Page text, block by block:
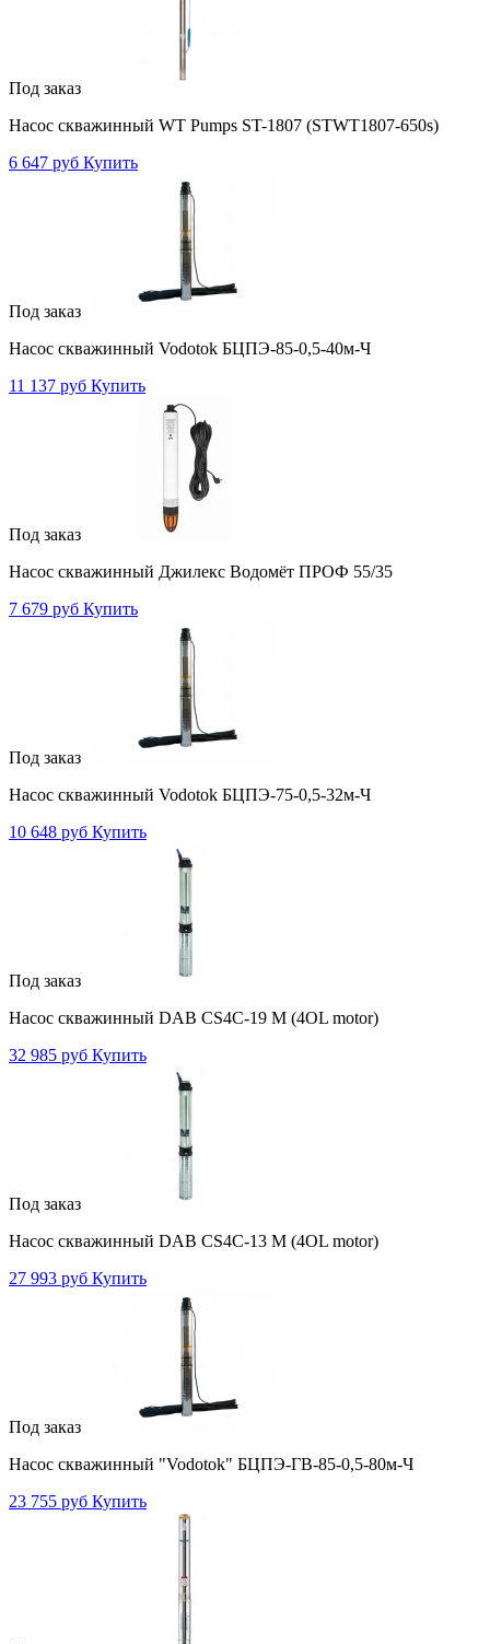
Под заказ
Насос скважинный WT Pumps ST-1807 (STWT1807-650s)
6 647 руб Купить
Под заказ
Насос скважинный Vodotok БЦПЭ-85-0,5-40м-Ч
11 137 руб Купить
Под заказ
Насос скважинный Джилекс Водомёт ПРОФ 55/35
7 679 руб Купить
Под заказ
Насос скважинный Vodotok БЦПЭ-75-0,5-32м-Ч
10 648 руб Купить
Под заказ
Насос скважинный DAB CS4C-19 M (4OL motor)
32 985 руб Купить
Под заказ
Насос скважинный DAB CS4C-13 M (4OL motor)
27 993 руб Купить
Под заказ
Насос скважинный "Vodotok" БЦПЭ-ГВ-85-0,5-80м-Ч
23 755 руб Купить